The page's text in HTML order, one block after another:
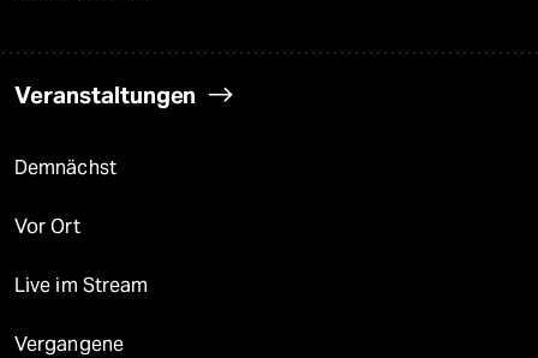
Veranstaltungen
Demnächst
Vor Ort
Live im Stream
Vergangene